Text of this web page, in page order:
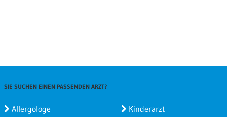
SIE SUCHEN EINEN PASSENDEN ARZT?
Allergologe
Kinderarzt